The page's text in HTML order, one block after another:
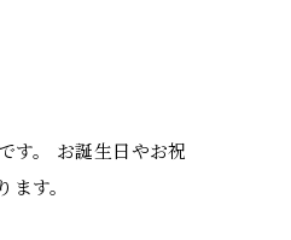
す。 お誕生日やお祝
す。